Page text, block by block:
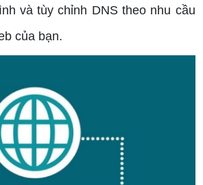
và tùy chỉnh DNS theo nhu cầu
của bạn.